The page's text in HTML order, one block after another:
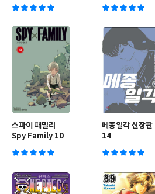
스파이 패밀리
Spy Family 10
메종일각 신장판
14